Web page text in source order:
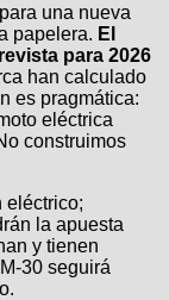
una nueva
papelera. El
para 2026
han calculado
es pragmática:
eléctrica
construimos
eléctrico;
la apuesta
y tienen
30 seguirá